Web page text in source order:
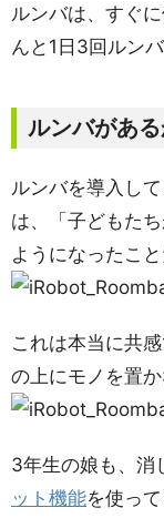
ルンバは、すぐ
んと1日3回ルン
ルンバがあ
ルンバを導入し
は、「子どもた
ようになったこと
これは本当に共
の上にモノを置
3年生の娘も、消
ット機能を使って